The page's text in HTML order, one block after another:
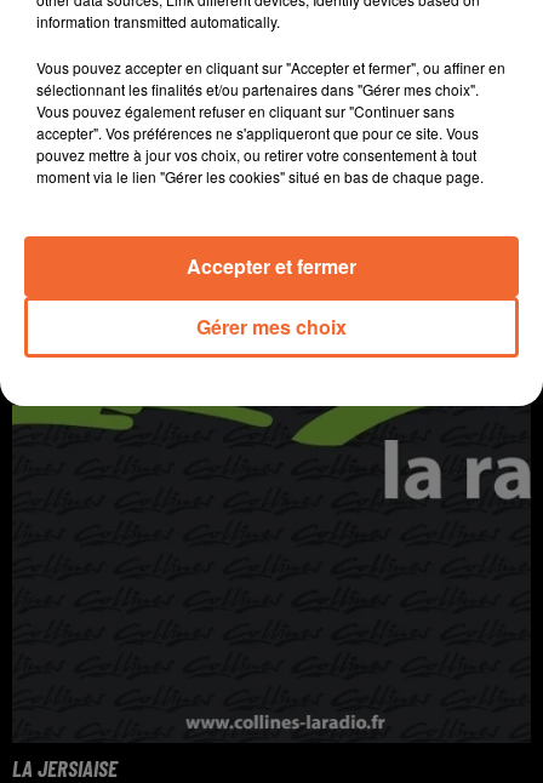
LE LABOUR
LA JERSIAISE
information transmitted automatically.
Vous pouvez accepter en cliquant sur "Accepter et fermer", ou affiner en
sélectionnant les finalités et/ou partenaires dans "Gérer mes choix".
Vous pouvez également refuser en cliquant sur "Continuer sans
accepter". Vos préférences ne s'appliqueront que pour ce site. Vous
pouvez mettre à jour vos choix, ou retirer votre consentement à tout
moment via le lien "Gérer les cookies" situé en bas de chaque page.
Gérer mes choix
Accepter et fermer